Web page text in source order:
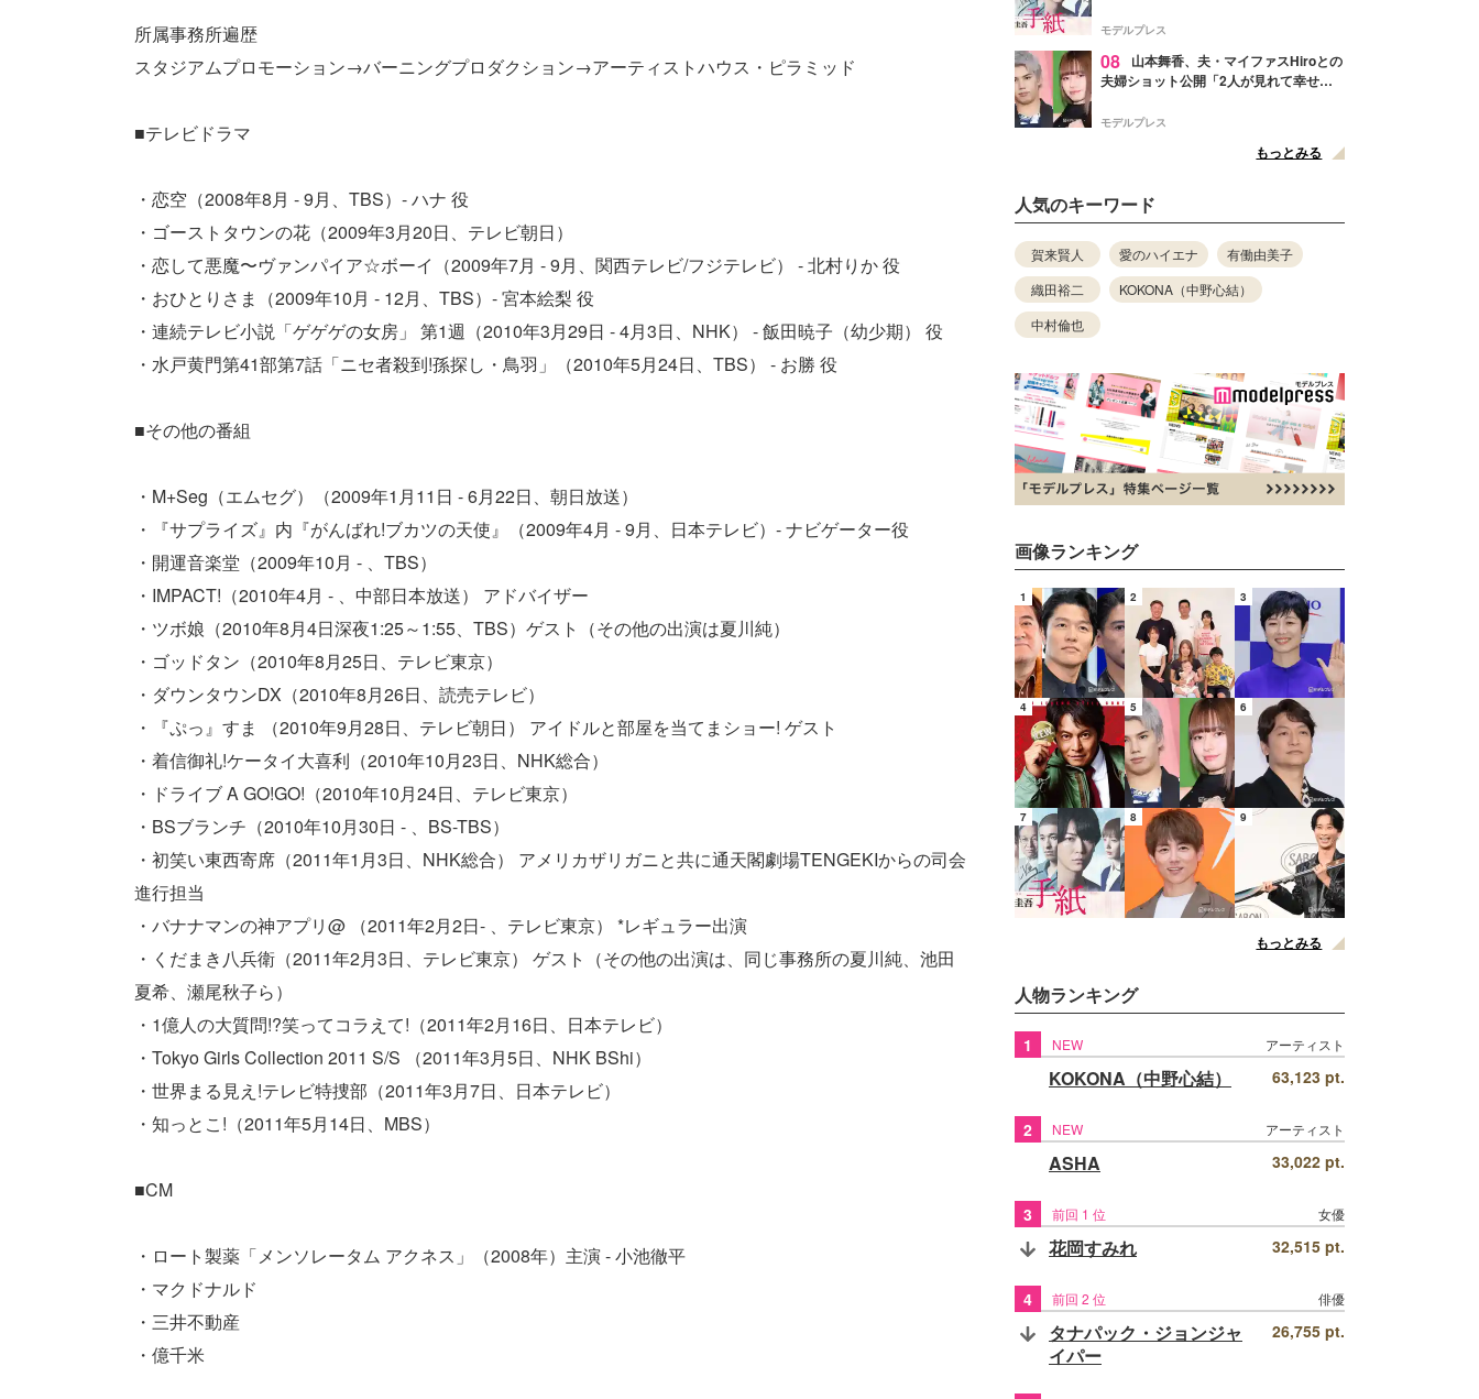
所属事務所遍歴
スタジアムプロモーション→バーニングプロダクション→アーティストハウス・ピラミッド
■テレビドラマ
・恋空（2008年8月 - 9月、TBS）- ハナ 役
・ゴーストタウンの花（2009年3月20日、テレビ朝日）
・恋して悪魔〜ヴァンパイア☆ボーイ（2009年7月 - 9月、関西テレビ/フジテレビ） - 北村りか 役
・おひとりさま（2009年10月 - 12月、TBS）- 宮本絵梨 役
・連続テレビ小説「ゲゲゲの女房」 第1週（2010年3月29日 - 4月3日、NHK） - 飯田暁子（幼少期） 役
・水戸黄門第41部第7話「ニセ者殺到!孫探し・鳥羽」（2010年5月24日、TBS） - お勝 役
■その他の番組
・M+Seg（エムセグ）（2009年1月11日 - 6月22日、朝日放送）
・『サプライズ』内『がんばれ!ブカツの天使』（2009年4月 - 9月、日本テレビ）- ナビゲーター役
・開運音楽堂（2009年10月 - 、TBS）
・IMPACT!（2010年4月 - 、中部日本放送） アドバイザー
・ツボ娘（2010年8月4日深夜1:25～1:55、TBS）ゲスト（その他の出演は夏川純）
・ゴッドタン（2010年8月25日、テレビ東京）
・ダウンタウンDX（2010年8月26日、読売テレビ）
・『ぷっ』すま （2010年9月28日、テレビ朝日） アイドルと部屋を当てまショー! ゲスト
・着信御礼!ケータイ大喜利（2010年10月23日、NHK総合）
・ドライブ A GO!GO!（2010年10月24日、テレビ東京）
・BSブランチ（2010年10月30日 - 、BS-TBS）
・初笑い東西寄席（2011年1月3日、NHK総合） アメリカザリガニと共に通天閣劇場TENGEKIからの司会
進行担当
・バナナマンの神アプリ@ （2011年2月2日- 、テレビ東京） *レギュラー出演
・くだまき八兵衛（2011年2月3日、テレビ東京） ゲスト（その他の出演は、同じ事務所の夏川純、池田
夏希、瀬尾秋子ら）
・1億人の大質問!?笑ってコラえて!（2011年2月16日、日本テレビ）
・Tokyo Girls Collection 2011 S/S （2011年3月5日、NHK BShi）
・世界まる見え!テレビ特捜部（2011年3月7日、日本テレビ）
・知っとこ!（2011年5月14日、MBS）
■CM
・ロート製薬「メンソレータム アクネス」（2008年）主演 - 小池徹平
・マクドナルド
・三井不動産
・億千米
モデルプレス
08
山本舞香、夫・マイファスHiroとの
夫婦ショット公開「2人が見れて幸せ」
モデルプレス
もっとみる
人気のキーワード
賀来賢人 愛のハイエナ
有働由美子
織田裕二
KOKONA（中野心結）
中村倫也
画像ランキング
1 2 3
4 5 6
7 8 9
もっとみる
人物ランキング
1 NEW アーティスト
KOKONA（中野心結） 63,123 pt.
2 NEW アーティスト
ASHA 33,022 pt.
3 前回 1 位 女優
花岡すみれ 32,515 pt.
4 前回 2 位 俳優
タナパック・ジョンジャ
イパー
26,755 pt.